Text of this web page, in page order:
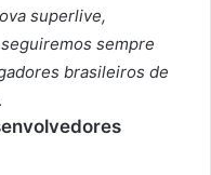
superlive,
sempre
brasileiros de
.